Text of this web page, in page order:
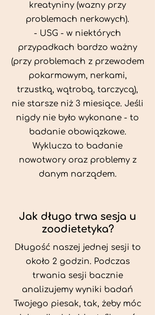
kreatyniny (wazny przy
problemach nerkowych).
- USG - w niektórych
przypadkach bardzo ważny
(przy problemach z przewodem
pokarmowym, nerkami,
trzustką, wątrobą, tarczycą),
nie starsze niż 3 miesiące. Jeśli
nigdy nie było wykonane - to
badanie obowiązkowe.
Wyklucza to badanie
nowotwory oraz problemy z
danym narządem.
Jak długo trwa sesja u
zoodietetyka?
Długość naszej jednej sesji to
około 2 godzin. Podczas
trwania sesji bacznie
analizujemy wyniki badań
Twojego piesak, tak, żeby móc